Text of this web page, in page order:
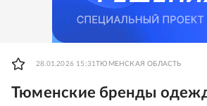
28.01.2026 15:31ТЮМЕНСКАЯ ОБЛАСТЬ
Тюменские бренды